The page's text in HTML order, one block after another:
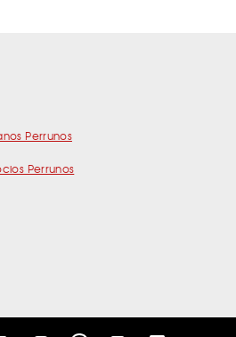
Perrunos
Perrunos